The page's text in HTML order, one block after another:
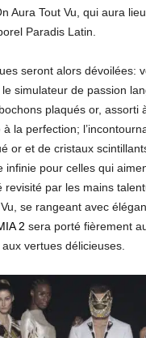
Aura Tout Vu, qui aura
Paradis Latin.
seront alors dévoilées:
simulateur de passion
plaqués or, assorti
la perfection;
or et de cristaux
infinie pour celles qui
revisité par les mains
se rangeant avec
2 sera porté fièrement
vertues délicieuses.